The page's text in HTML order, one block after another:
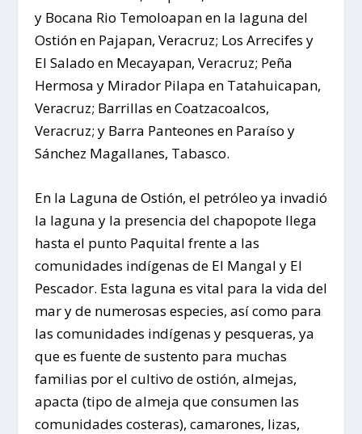
y Bocana Rio Temoloapan en la laguna del
Ostión en Pajapan, Veracruz; Los Arrecifes y
El Salado en Mecayapan, Veracruz; Peña
Hermosa y Mirador Pilapa en Tatahuicapan,
Veracruz; Barrillas en Coatzacoalcos,
Veracruz; y Barra Panteones en Paraíso y
Sánchez Magallanes, Tabasco.
En la Laguna de Ostión, el petróleo ya invadió
la laguna y la presencia del chapopote llega
hasta el punto Paquital frente a las
comunidades indígenas de El Mangal y El
Pescador. Esta laguna es vital para la vida del
mar y de numerosas especies, así como para
las comunidades indígenas y pesqueras, ya
que es fuente de sustento para muchas
familias por el cultivo de ostión, almejas,
apacta (tipo de almeja que consumen las
comunidades costeras), camarones, lizas,